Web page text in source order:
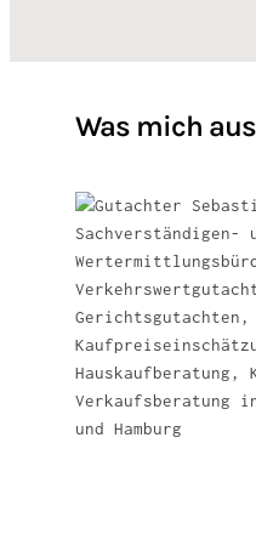
Was mich